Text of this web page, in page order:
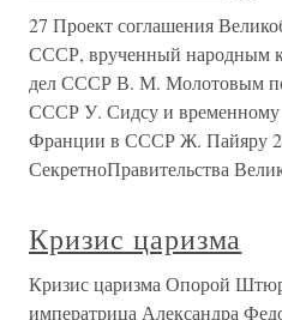
27 Проект соглашения
СССР, врученный народным
дел СССР В. М. Молотовым
СССР У. Сидсу и временному
Франции в СССР Ж. Пайяру 2
СекретноПравительства
Кризис царизма
Кризис царизма Опорой
императрица Александра